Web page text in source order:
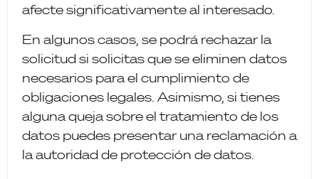
afecte significativamente al interesado.
En algunos casos, se podrá rechazar la
solicitud si solicitas que se eliminen datos
necesarios para el cumplimiento de
obligaciones legales. Asimismo, si tienes
alguna queja sobre el tratamiento de los
datos puedes presentar una reclamación a
la autoridad de protección de datos.